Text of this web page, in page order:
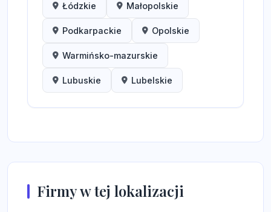
Łódzkie Małopolskie
Podkarpackie Opolskie
Warmińsko-mazurskie
Lubuskie Lubelskie
Firmy w tej lokalizacji